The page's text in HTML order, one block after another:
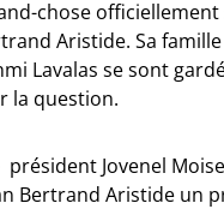
chose officiellement
Aristide. Sa
Lavalas se sont
la question.
Jovenel
Bertrand Aristide un